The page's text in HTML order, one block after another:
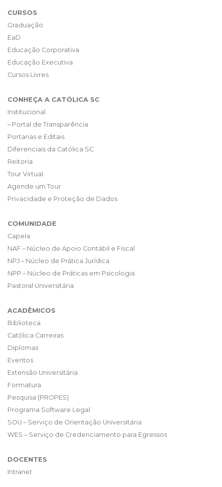
CURSOS
Graduação
EaD
Educação Corporativa
Educação Executiva
Cursos Livres
CONHEÇA A CATÓLICA SC
Institucional
– Portal de Transparência
Portarias e Editais
Diferenciais da Católica SC
Reitoria
Tour Virtual
Agende um Tour
Privacidade e Proteção de Dados
COMUNIDADE
Capela
NAF – Núcleo de Apoio Contábil e Fiscal
NPJ – Núcleo de Prática Jurídica
NPP – Núcleo de Práticas em Psicologia
Pastoral Universitária
ACADÊMICOS
Biblioteca
Católica Carreiras
Diplomas
Eventos
Extensão Universitária
Formatura
Pesquisa (PROPES)
Programa Software Legal
SOU – Serviço de Orientação Universitária
WES – Serviço de Credenciamento para Egressos
DOCENTES
Intranet